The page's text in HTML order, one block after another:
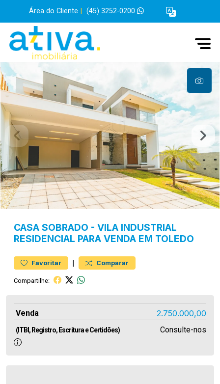
Área do Cliente (45) 3252-0200
CASA SOBRADO - VILA INDUSTRIAL
RESIDENCIAL PARA VENDA EM TOLEDO
Favoritar | Comparar
Compartilhe:
Venda 2.750.000,00
(ITBI, Registro, Escritura e Certidões) Consulte-nos